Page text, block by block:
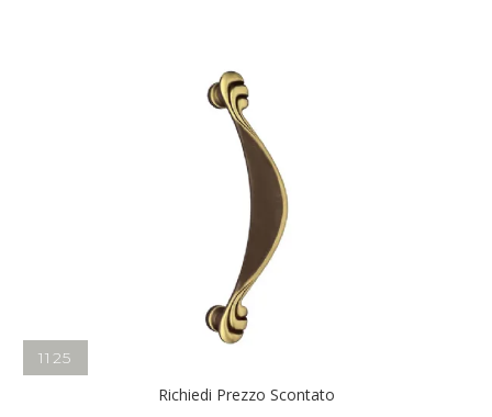
1125
Richiedi Prezzo Scontato